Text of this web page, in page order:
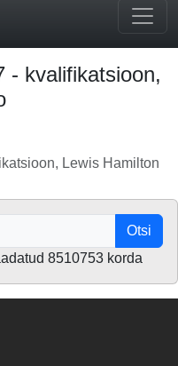
- kvalifikatsioon,
Lewis Hamilton
Otsi
8510753 korda